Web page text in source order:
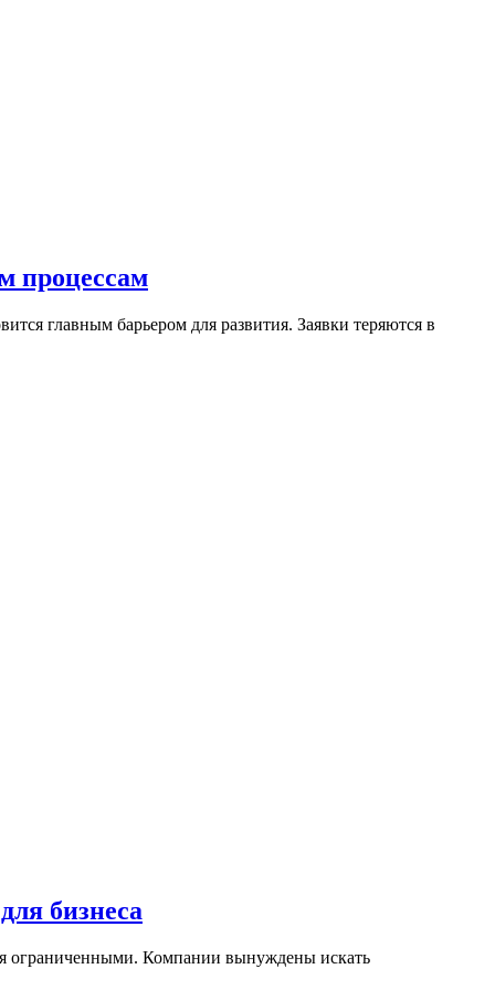
процессам
главным барьером для развития. Заявки теряются в
бизнеса
ограниченными. Компании вынуждены искать